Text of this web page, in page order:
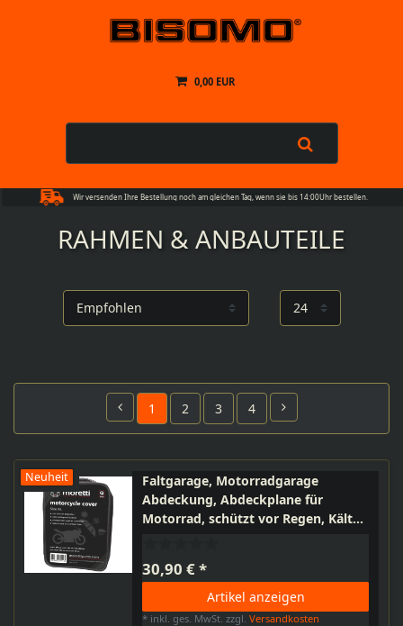
0,00 EUR
Wir versenden Ihre Bestellung noch am gleichen Tag, wenn sie bis 14:00Uhr bestellen.
RAHMEN & ANBAUTEILE
1 2 3 4
Neuheit
Faltgarage, Motorradgarage
Abdeckung, Abdeckplane für
Motorrad, schützt vor Regen, Kälte,
30,90 € *
Artikel anzeigen
* inkl. ges. MwSt. zzgl.Versandkosten